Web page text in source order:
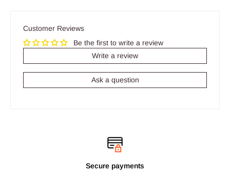
Customer Reviews
Be the first to write a review
Write a review
Ask a question
Secure payments